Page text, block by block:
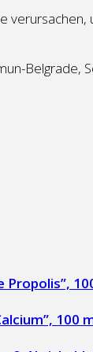
Belgrade,
Propolis”,
100